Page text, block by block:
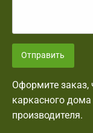
Отправить
Оформите заказ,
каркасного дома
производителя.